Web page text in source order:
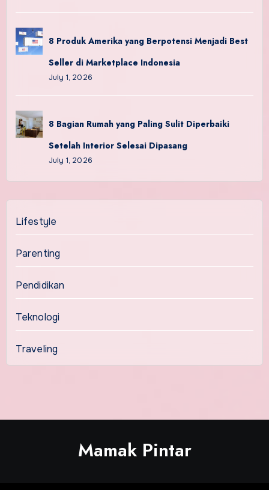
8 Produk Amerika yang Berpotensi Menjadi Best
Seller di Marketplace Indonesia
July 1, 2026
8 Bagian Rumah yang Paling Sulit Diperbaiki
Setelah Interior Selesai Dipasang
July 1, 2026
Lifestyle
Parenting
Pendidikan
Teknologi
Traveling
Mamak Pintar